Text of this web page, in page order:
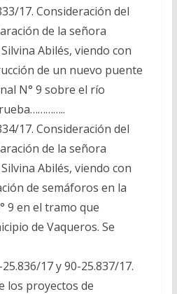
17. Consideración del
de la señora
Abilés, viendo con
de un nuevo puente
N° 9 sobre el río
17. Consideración del
de la señora
Abilés, viendo con
de semáforos en la
9 en el tramo que
de Vaqueros. Se
17 y 90-25.837/17.
los proyectos de